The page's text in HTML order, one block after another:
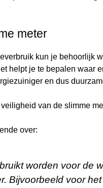
meter
kun je behoorlijk
helpt je te bepalen waar
en dus
van de slimme
over:
worden voor de
Bijvoorbeeld voor